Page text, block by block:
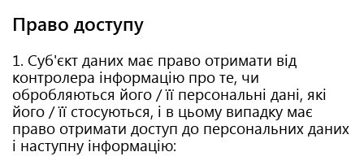
Право доступу
1. Суб'єкт даних має право отримати від
контролера інформацію про те, чи
обробляються його / її персональні дані, які
його / її стосуються, і в цьому випадку має
право отримати доступ до персональних даних
і наступну інформацію: